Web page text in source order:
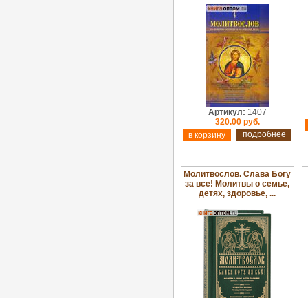
Артикул: 1407
320.00 руб.
подробнее
Молитвослов. Слава Богу
за все! Молитвы о семье,
детях, здоровье, ...